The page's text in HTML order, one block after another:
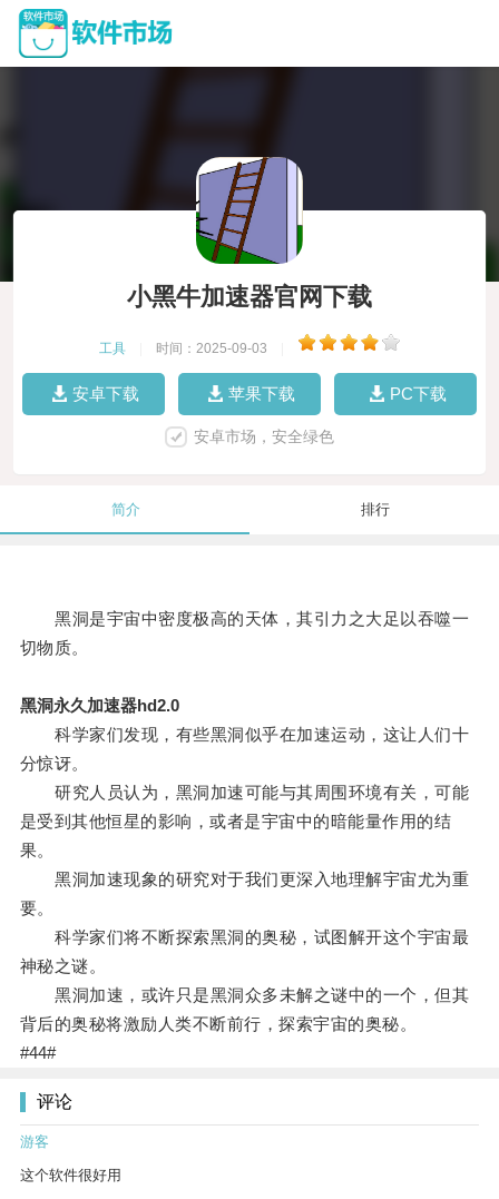
小黑牛加速器官网下载
工具 时间：2025-09-03
安卓下载 苹果下载 PC下载
安卓市场，安全绿色
简介 排行
黑洞是宇宙中密度极高的天体，其引力之大足以吞噬一
切物质。
黑洞永久加速器hd2.0
科学家们发现，有些黑洞似乎在加速运动，这让人们十
分惊讶。
研究人员认为，黑洞加速可能与其周围环境有关，可能
是受到其他恒星的影响，或者是宇宙中的暗能量作用的结
果。
黑洞加速现象的研究对于我们更深入地理解宇宙尤为重
要。
科学家们将不断探索黑洞的奥秘，试图解开这个宇宙最
神秘之谜。
黑洞加速，或许只是黑洞众多未解之谜中的一个，但其
背后的奥秘将激励人类不断前行，探索宇宙的奥秘。
#44#
评论
游客
这个软件很好用